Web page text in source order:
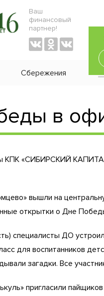
Ваш
финансовый
партнер!
Сбережения
в
КПК «СИБИРСКИЙ
вышли на
открытки о Дне
специалисты ДО
для воспитанников
загадки. Все
пригласили